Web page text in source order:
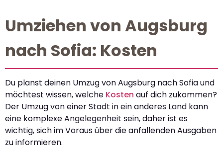
Umziehen von Augsburg
nach Sofia: Kosten
Du planst deinen Umzug von Augsburg nach Sofia und
möchtest wissen, welche Kosten auf dich zukommen?
Der Umzug von einer Stadt in ein anderes Land kann
eine komplexe Angelegenheit sein, daher ist es
wichtig, sich im Voraus über die anfallenden Ausgaben
zu informieren.